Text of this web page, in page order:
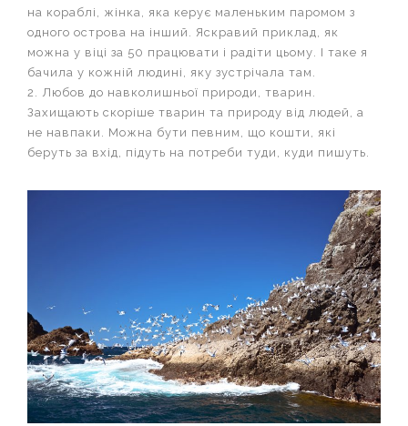
на кораблі, жінка, яка керує маленьким паромом з
одного острова на інший. Яскравий приклад, як
можна у віці за 50 працювати і радіти цьому. І таке я
бачила у кожній людині, яку зустрічала там.
2. Любов до навколишньої природи, тварин.
Захищають скоріше тварин та природу від людей, а
не навпаки. Можна бути певним, що кошти, які
беруть за вхід, підуть на потреби туди, куди пишуть.